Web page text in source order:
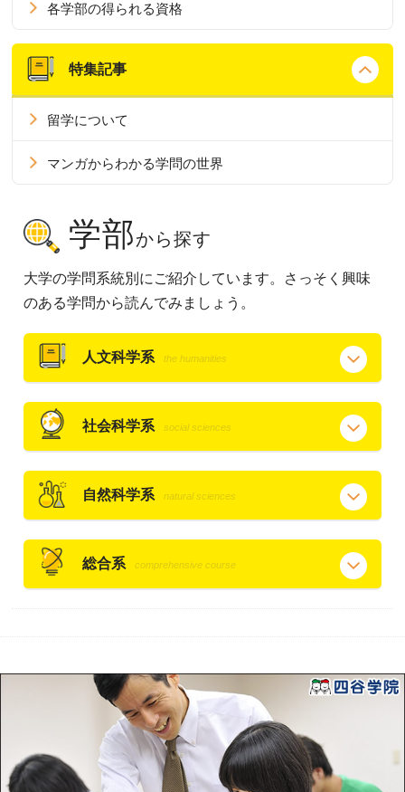
各学部の得られる資格
特集記事
留学について
マンガからわかる学問の世界
学部から探す
大学の学問系統別にご紹介しています。さっそく興味
のある学問から読んでみましょう。
人文科学系 the humanities
社会科学系 social sciences
自然科学系 natural sciences
総合系 comprehensive course